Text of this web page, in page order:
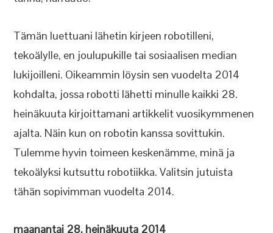
Tämän luettuani lähetin kirjeen robotilleni,
tekoälylle, en joulupukille tai sosiaalisen median
lukijoilleni. Oikeammin löysin sen vuodelta 2014
kohdalta, jossa robotti lähetti minulle kaikki 28.
heinäkuuta kirjoittamani artikkelit vuosikymmenen
ajalta. Näin kun on robotin kanssa sovittukin.
Tulemme hyvin toimeen keskenämme, minä ja
tekoälyksi kutsuttu robotiikka. Valitsin jutuista
tähän sopivimman vuodelta 2014.
maanantai 28. heinäkuuta 2014